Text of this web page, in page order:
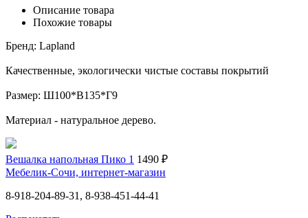
Описание товара
Похожие товары
Бренд: Lapland
Качественные, экологически чистые составы покрытий
Размер: Ш100*В135*Г9
Материал - натуральное дерево.
Вешалка напольная Пико 1 1490 ₽
Мебелик-Сочи, интернет-магазин
8-918-204-89-31, 8-938-451-44-41